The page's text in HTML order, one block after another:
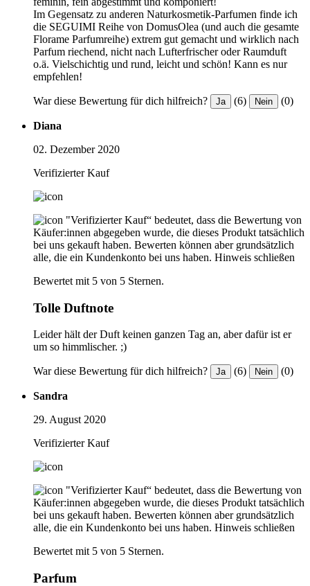
Im Gegensatz zu anderen Naturkosmetik-Parfumen finde ich
die SEGUIMI Reihe von DomusOlea (und auch die gesamte
Florame Parfumreihe) extrem gut gemacht und wirklich nach
Parfum riechend, nicht nach Lufterfrischer oder Raumduft
o.ä. Vielschichtig und rund, leicht und schön! Kann es nur
empfehlen!
War diese Bewertung für dich hilfreich? Ja (6) Nein (0)
Diana
02. Dezember 2020
Verifizierter Kauf
"Verifizierter Kauf“ bedeutet, dass die Bewertung von
Käufer:innen abgegeben wurde, die dieses Produkt tatsächlich
bei uns gekauft haben. Bewerten können aber grundsätzlich
alle, die ein Kundenkonto bei uns haben. Hinweis schließen
Bewertet mit 5 von 5 Sternen.
Tolle Duftnote
Leider hält der Duft keinen ganzen Tag an, aber dafür ist er
um so himmlischer. ;)
War diese Bewertung für dich hilfreich? Ja (6) Nein (0)
Sandra
29. August 2020
Verifizierter Kauf
"Verifizierter Kauf“ bedeutet, dass die Bewertung von
Käufer:innen abgegeben wurde, die dieses Produkt tatsächlich
bei uns gekauft haben. Bewerten können aber grundsätzlich
alle, die ein Kundenkonto bei uns haben. Hinweis schließen
Bewertet mit 5 von 5 Sternen.
Parfum